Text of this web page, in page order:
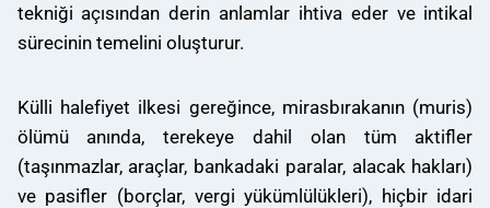
tekniği açısından derin anlamlar ihtiva eder ve intikal
sürecinin temelini oluşturur.
Külli halefiyet ilkesi gereğince, mirasbırakanın (muris)
ölümü anında, terekeye dahil olan tüm aktifler
(taşınmazlar, araçlar, bankadaki paralar, alacak hakları)
ve pasifler (borçlar, vergi yükümlülükleri), hiçbir idari